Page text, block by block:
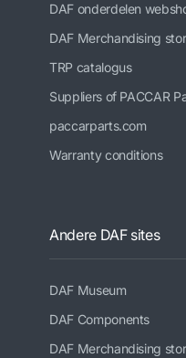
DAF onderdelen
DAF Merchandising
TRP catalogus
Suppliers of PACCAR
paccarparts.com
Warranty conditions
Andere DAF sites
DAF Museum
DAF Components
DAF Merchandising